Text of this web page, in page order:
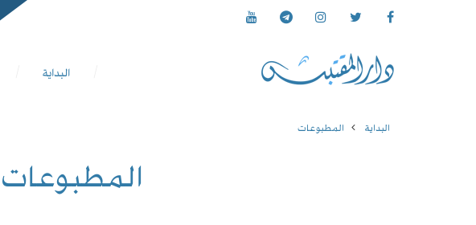
البداية
البداية المطبوعات
المطبوعات